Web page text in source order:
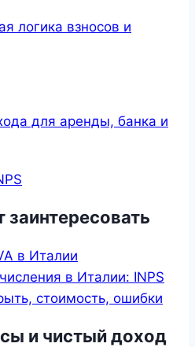
логика взносов и
для аренды, банка и
в Италии
в Италии: INPS
стоимость, ошибки
и чистый доход